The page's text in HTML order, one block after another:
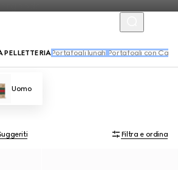
PELLETTERIAPortafogli lunghi Portafogli con
Uomo
Filtra e ordina